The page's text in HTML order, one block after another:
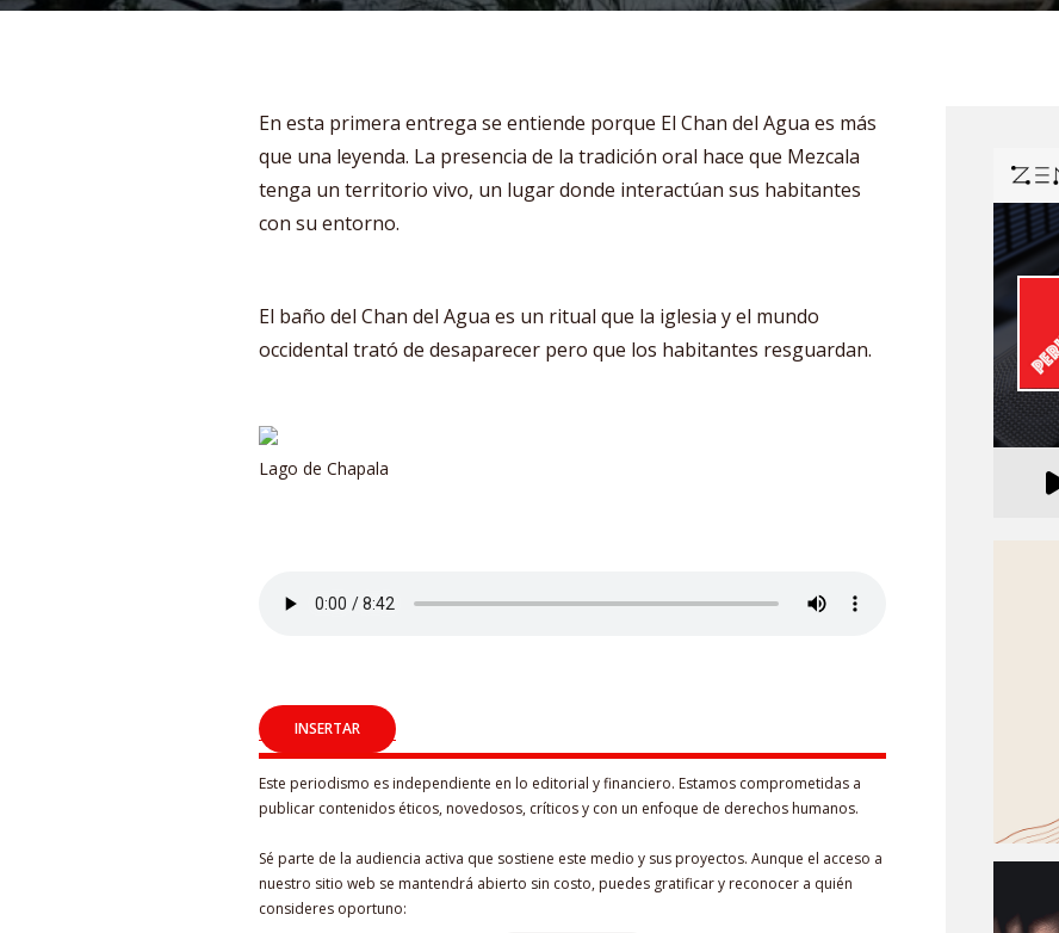
En esta primera entrega se entiende porque El Chan del Agua es más
que una leyenda. La presencia de la tradición oral hace que Mezcala
tenga un territorio vivo, un lugar donde interactúan sus habitantes
con su entorno.
El baño del Chan del Agua es un ritual que la iglesia y el mundo
occidental trató de desaparecer pero que los habitantes resguardan.
Lago de Chapala
Este periodismo es independiente en lo editorial y financiero. Estamos comprometidas a
publicar contenidos éticos, novedosos, críticos y con un enfoque de derechos humanos.
Sé parte de la audiencia activa que sostiene este medio y sus proyectos. Aunque el acceso a
nuestro sitio web se mantendrá abierto sin costo, puedes gratificar y reconocer a quién
consideres oportuno: